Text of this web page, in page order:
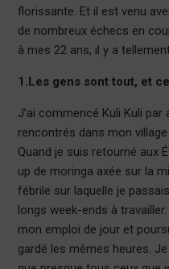
florissante. Et il est venu
de nombreux échecs en
à mes 22 ans, il y a
1.Les gens sont tout, et
J’ai commencé Kuli Kuli par
rencontrés dans mon
Quand je suis retourné aux
up de moringa axée sur la
fébrile sur laquelle je
longs week-ends à
mon emploi de jour et
gardé les mêmes heures.